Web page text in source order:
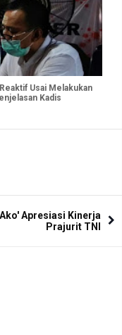
Usai Melakukan
Kadis
Apresiasi Kinerja
Prajurit TNI